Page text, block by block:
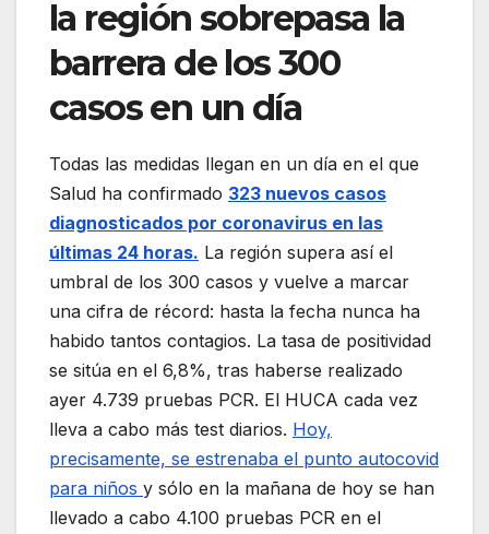
la región sobrepasa la
barrera de los 300
casos en un día
Todas las medidas llegan en un día en el que
Salud ha confirmado 323 nuevos casos
diagnosticados por coronavirus en las
últimas 24 horas. La región supera así el
umbral de los 300 casos y vuelve a marcar
una cifra de récord: hasta la fecha nunca ha
habido tantos contagios. La tasa de positividad
se sitúa en el 6,8%, tras haberse realizado
ayer 4.739 pruebas PCR. El HUCA cada vez
lleva a cabo más test diarios. Hoy,
precisamente, se estrenaba el punto autocovid
para niños y sólo en la mañana de hoy se han
llevado a cabo 4.100 pruebas PCR en el